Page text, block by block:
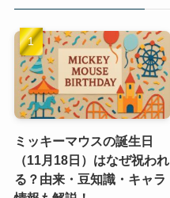
ミッキーマウスの誕生日
（11月18日）はなぜ祝われ
る？由来・豆知識・キャラ